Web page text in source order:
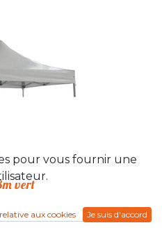
vert
pour vous fournir une
aux cookies Je suis d'accord